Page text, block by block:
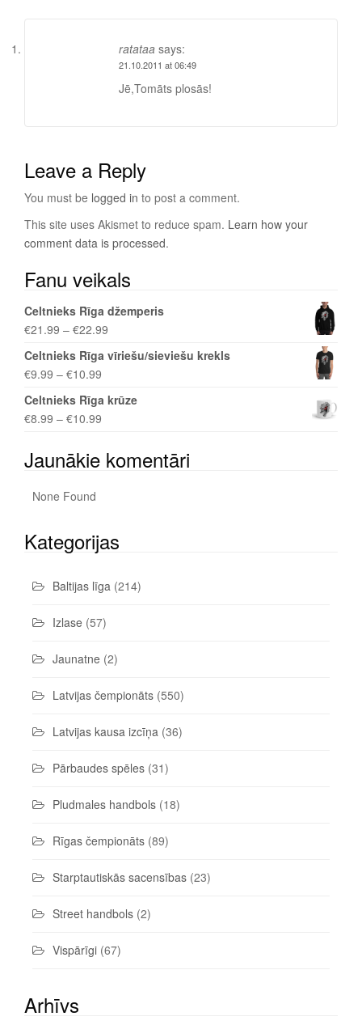
ratataa says:
21.10.2011 at 06:49
Jē,Tomāts plosās!
Leave a Reply
You must be logged in to post a comment.
This site uses Akismet to reduce spam. Learn how your
comment data is processed.
Fanu veikals
Celtnieks Rīga džemperis
€21.99 – €22.99
Celtnieks Rīga vīriešu/sieviešu krekls
€9.99 – €10.99
Celtnieks Rīga krūze
€8.99 – €10.99
Jaunākie komentāri
None Found
Kategorijas
Baltijas līga (214)
Izlase (57)
Jaunatne (2)
Latvijas čempionāts (550)
Latvijas kausa izcīņa (36)
Pārbaudes spēles (31)
Pludmales handbols (18)
Rīgas čempionāts (89)
Starptautiskās sacensības (23)
Street handbols (2)
Vispārīgi (67)
Arhīvs